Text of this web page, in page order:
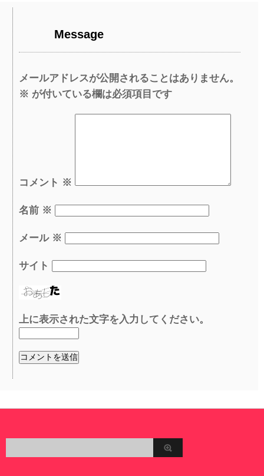
Message
メールアドレスが公開されることはありません。
※ が付いている欄は必須項目です
コメント ※
名前 ※
メール ※
サイト
上に表示された文字を入力してください。